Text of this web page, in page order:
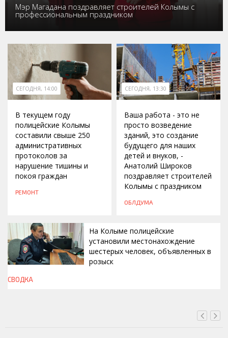
Мэр Магадана поздравляет строителей Колымы с
профессиональным праздником
СЕГОДНЯ, 14:00
В текущем году
полицейские Колымы
составили свыше 250
административных
протоколов за
нарушение тишины и
покоя граждан
РЕМОНТ
СЕГОДНЯ, 13:30
Ваша работа - это не
просто возведение
зданий, это создание
будущего для наших
детей и внуков, -
Анатолий Широков
поздравляет строителей
Колымы с праздником
ОБЛДУМА
СЕГОДНЯ, 13:00
На Колыме полицейские
установили местонахождение
шестерых человек, объявленных в
розыск
СВОДКА